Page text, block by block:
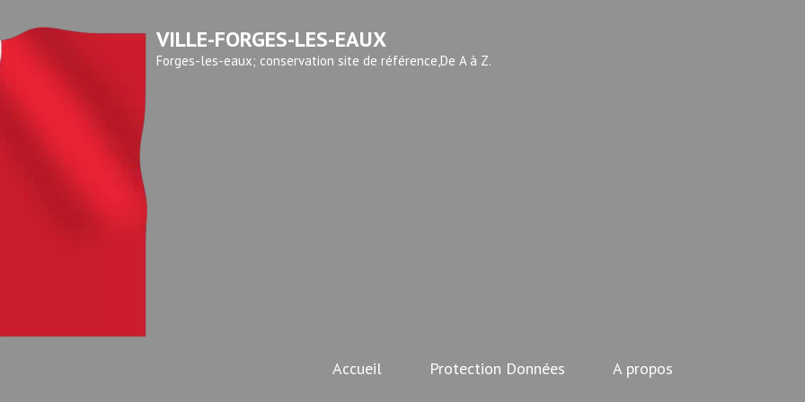
VILLE-FORGES-LES-EAUX
Forges-les-eaux; conservation site de référence,De A à Z.
Accueil Protection Données A propos